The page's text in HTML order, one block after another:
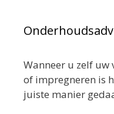
Wanneer u zelf
of impregneren is
juiste manier